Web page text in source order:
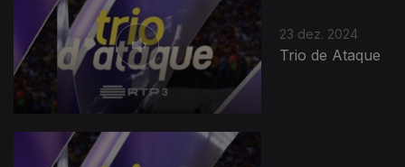
23 dez. 2024
Trio de Ataque